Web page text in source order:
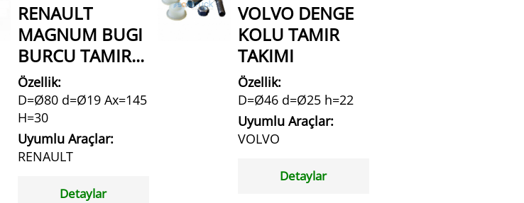
RENAULT
MAGNUM BUGI
BURCU TAMIR...
Özellik:
D=Ø80 d=Ø19 Ax=145
H=30
Uyumlu Araçlar:
RENAULT
Detaylar
VOLVO DENGE
KOLU TAMIR
TAKIMI
Özellik:
D=Ø46 d=Ø25 h=22
Uyumlu Araçlar:
VOLVO
Detaylar